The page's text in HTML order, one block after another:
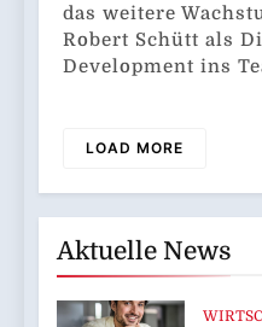
das weitere
Robert Schütt als
Development ins
LOAD MORE
Aktuelle News